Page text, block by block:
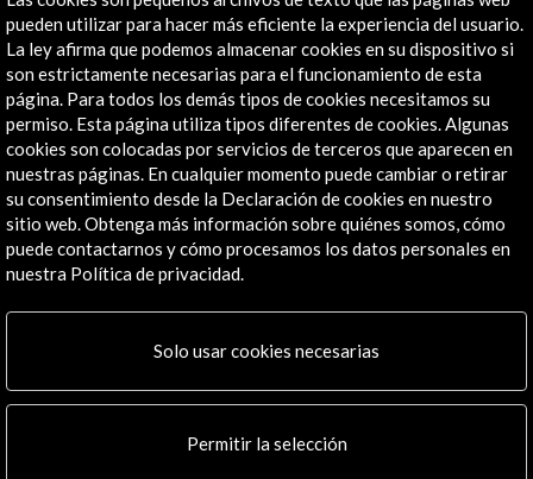
Ver actividad
Línea de tiempo
20 Abr - 16 Jul 2023
Museo Nacional de Escultura, Valladolid
Valladolid, España
Recibe las últimas NOVEDADES
Suscríbete a nuestro boletín digital
pueden utilizar para hacer más eficiente la experiencia del usuario.
La ley afirma que podemos almacenar cookies en su dispositivo si
son estrictamente necesarias para el funcionamiento de esta
página. Para todos los demás tipos de cookies necesitamos su
permiso. Esta página utiliza tipos diferentes de cookies. Algunas
cookies son colocadas por servicios de terceros que aparecen en
nuestras páginas. En cualquier momento puede cambiar o retirar
su consentimiento desde la Declaración de cookies en nuestro
sitio web. Obtenga más información sobre quiénes somos, cómo
puede contactarnos y cómo procesamos los datos personales en
nuestra Política de privacidad.
Solo usar cookies necesarias
Permitir la selección